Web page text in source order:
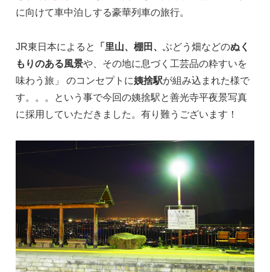
に向けて車中泊しする豪華列車の旅行。
JR東日本によると 「里山、棚田、 ぶどう畑などのぬく
もりのある風景や、その地に息づく工芸品の粋すいを
味わう旅」 のコンセプトに姨捨駅が組み込まれた様で
す。。。という事で今回の姨捨駅と善光寺平夜景写真
に採用していただきました。有り難うございます！